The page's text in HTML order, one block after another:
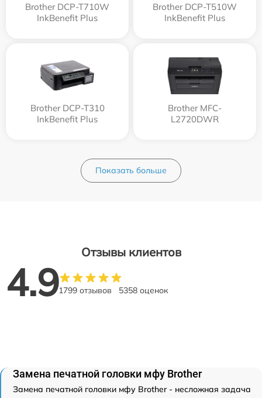
Brother DCP-T710W
InkBenefit Plus
Brother DCP-T510W
InkBenefit Plus
Brother DCP-T310
InkBenefit Plus
Brother MFC-
L2720DWR
Показать больше
Отзывы клиентов
4.91799 отзывов 5358 оценок
Замена печатной головки мфу Brother
Замена печатной головки мфу Brother - несложная задача